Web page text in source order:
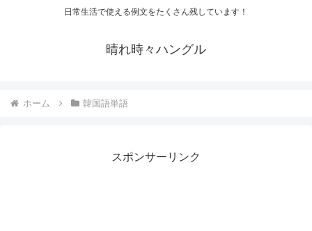
日常生活で使える例文をたくさん残しています！
晴れ時々ハングル
ホーム 韓国語単語
スポンサーリンク